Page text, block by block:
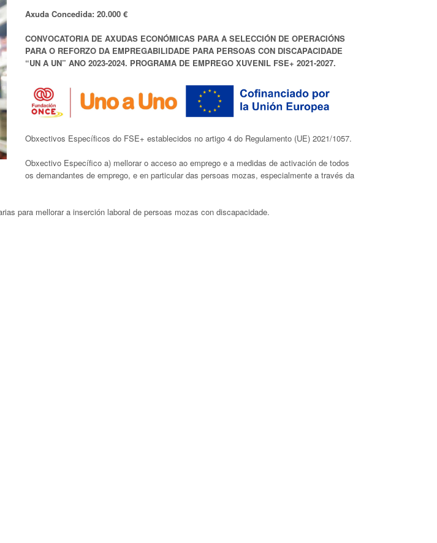
Axuda Concedida: 20.000 €
CONVOCATORIA DE AXUDAS ECONÓMICAS PARA A SELECCIÓN DE OPERACIÓNS
PARA O REFORZO DA EMPREGABILIDADE PARA PERSOAS CON DISCAPACIDADE
“UN A UN” ANO 2023-2024. PROGRAMA DE EMPREGO XUVENIL FSE+ 2021-2027.
Obxectivos Específicos do FSE+ establecidos no artigo 4 do Regulamento (UE) 2021/1057.
Obxectivo Específico a) mellorar o acceso ao emprego e a medidas de activación de todos
os demandantes de emprego, e en particular das persoas mozas, especialmente a través da
para mellorar a inserción laboral de persoas mozas con discapacidade.